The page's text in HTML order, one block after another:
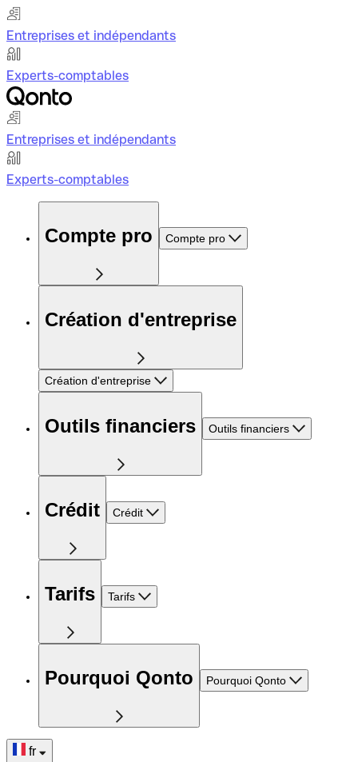
Entreprises et indépendants
Experts-comptables
Entreprises et indépendants
Experts-comptables
Compte pro Compte pro
Création d'entreprise
Création d'entreprise
Outils financiers Outils financiers
Crédit Crédit
Tarifs Tarifs
Pourquoi Qonto Pourquoi Qonto
fr